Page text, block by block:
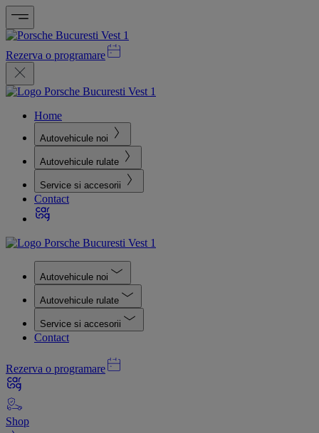
Rezerva o programare
Home
Autovehicule noi
Autovehicule rulate
Service si accesorii
Contact
Autovehicule noi
Autovehicule rulate
Service si accesorii
Contact
Rezerva o programare
Shop